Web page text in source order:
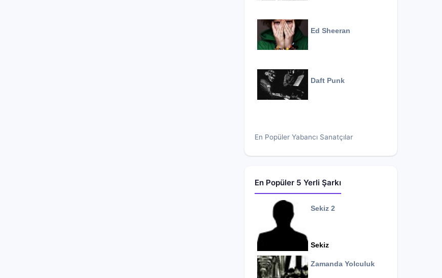
Ed Sheeran
Daft Punk
En Popüler Yabancı Sanatçılar
En Popüler 5 Yerli Şarkı
Sekiz 2
Sekiz
Zamanda Yolculuk